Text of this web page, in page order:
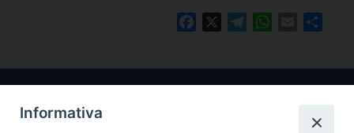
FacebookTelegramWhatsApp
Email
Informativa